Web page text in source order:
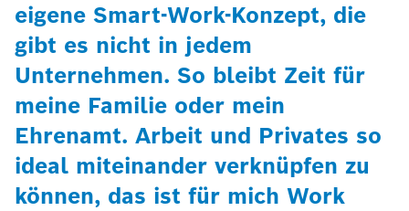
eigene Smart-Work-Konzept, die
gibt es nicht in jedem
Unternehmen. So bleibt Zeit für
meine Familie oder mein
Ehrenamt. Arbeit und Privates so
ideal miteinander verknüpfen zu
können, das ist für mich Work